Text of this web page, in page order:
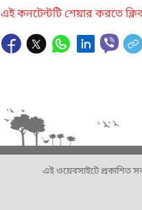
এই কনটেন্টটি শেয়ার করতে
এই ওয়েবসাইটে প্রকাশিত